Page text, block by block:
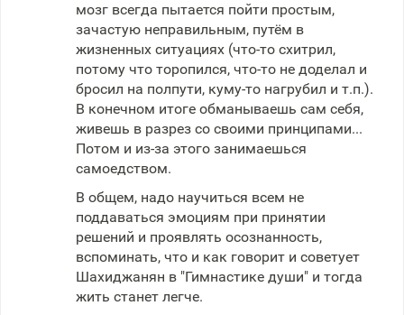
мозг всегда пытается пойти простым,
зачастую неправильным, путём в
жизненных ситуациях (что-то схитрил,
потому что торопился, что-то не доделал и
бросил на полпути, куму-то нагрубил и т.п.).
В конечном итоге обманываешь сам себя,
живешь в разрез со своими принципами...
Потом и из-за этого занимаешься
самоедством.
В общем, надо научиться всем не
поддаваться эмоциям при принятии
решений и проявлять осознанность,
вспоминать, что и как говорит и советует
Шахиджанян в "Гимнастике души" и тогда
жить станет легче.